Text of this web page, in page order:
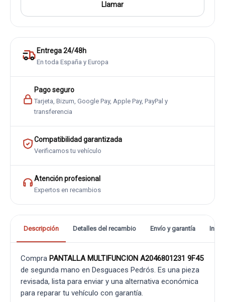
Llamar
Entrega 24/48h
En toda España y Europa
Pago seguro
Tarjeta, Bizum, Google Pay, Apple Pay, PayPal y
transferencia
Compatibilidad garantizada
Verificamos tu vehículo
Atención profesional
Expertos en recambios
Descripción Detalles del recambio Envío y garantía
Compra PANTALLA MULTIFUNCION A2046801231 9F45
de segunda mano en Desguaces Pedrós. Es una pieza
revisada, lista para enviar y una alternativa económica
para reparar tu vehículo con garantía.